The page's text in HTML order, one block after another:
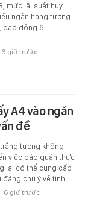
mức lãi suất huy
ngân hàng tương
dao động 6 -
6 giờ trước
A4 vào ngăn
đề
tưởng không
việc bảo quản thực
lại có thể cung cấp
đáng chú ý về tình…
6 giờ trước